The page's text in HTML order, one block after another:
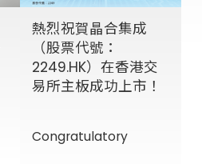
熱烈祝賀晶合集成
（股票代號：
2249.HK）在香港交
易所主板成功上市！
Congratulatory